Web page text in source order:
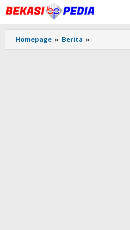
Lewati
ke
konten
Homepage » Berita »
DKI